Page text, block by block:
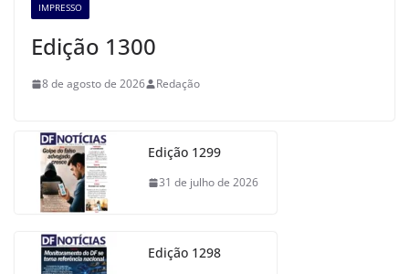
IMPRESSO
Edição 1300
8 de agosto de 2026 Redação
Edição 1299
31 de julho de 2026
Edição 1298